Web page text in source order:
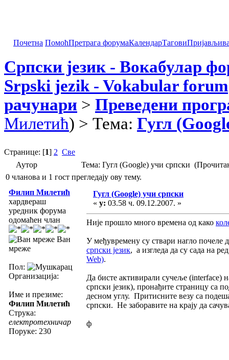
Почетна ПомоћПретрага форумаКалендарТагови
Српски језик - Вокабулар
Srpski jezik - Vokabular forum
рачунари > Преведени
Милетић) > Тема: Гугл
Странице: [1] 2 Све
Аутор
Тема: Гугл (Google) учи српски
0 чланова и 1 гост прегледају ову тему.
Филип Милетић
хардвераш
уредник форума
одомаћен члан
Ван
мреже
Пол:
Организација:
Име и презиме:
Филип Милетић
Струка:
електротехничар
Поруке: 230
Гугл (Google) учи српски
« у: 03.58 ч. 09.12.2007. »
Није прошло много времена од како
У међувремену су ствари нагло
српски језик, а изгледа да су сада на
Web).
Да бисте активирали сучеље (interface)
српски језик), пронађите страницу са
десном углу. Притисните везу са
српски. Не заборавите на крају да
ф